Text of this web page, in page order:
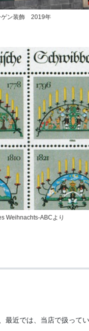
ゲン装飾 2019年
Weihnachts-ABCより
最近では、当店で扱って